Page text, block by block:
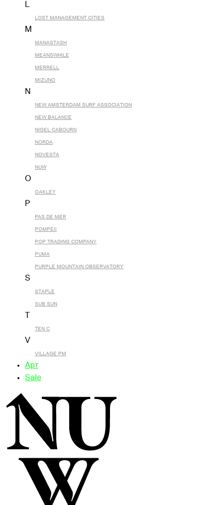
L
LOST MANAGEMENT CITIES
M
MANASTASH
MEANSWHILE
MERRELL
MIZUNO
N
NEW AMSTERDAM SURF ASSOCIATION
NEW BALANCE
NIGEL CABOURN
NORDA
NOVESTA
NUW
O
OAKLEY
P
PAS DE MER
POMPEII
POP TRADING COMPANY
PUMA
PURPLE MOUNTAIN OBSERVATORY
S
STAPLE
SUB SUN
TEN C
V
VILLAGE PM
Арт
Sale